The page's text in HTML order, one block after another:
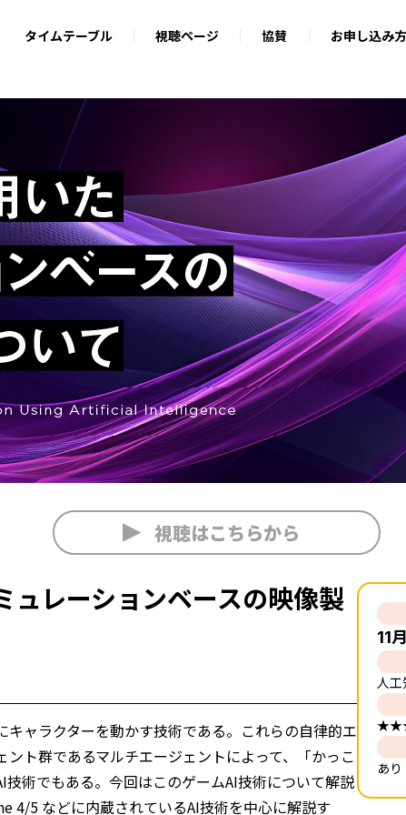
タイムテーブル 視聴ページ 協賛 お申し込み
視聴はこちらから
ュレーションベースの映像製
ャラクターを動かす技術である。これらの自律的エ
ト群であるマルチエージェントによって、「かっこ
術でもある。今回はこのゲームAI技術について解説
4/5 などに内蔵されているAI技術を中心に解説す
11
人
★★★
あり